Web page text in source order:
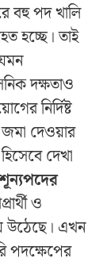
বহু পদ খালি
হচ্ছে। তাই
দক্ষতাও
নির্দিষ্ট
দেওয়ার
দেখা
ও
উঠেছে। এখন
পদক্ষেপের